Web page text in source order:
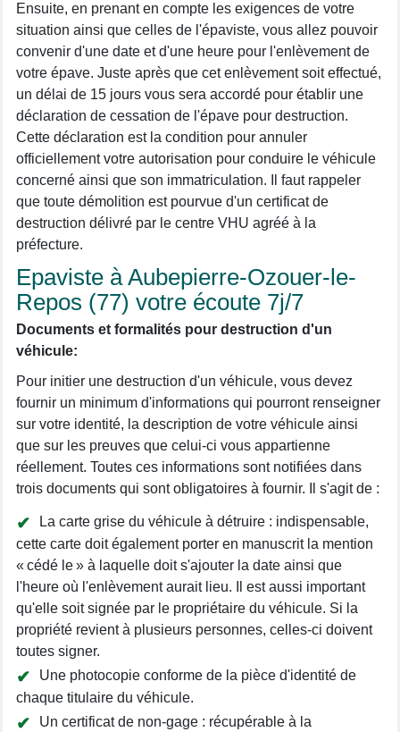
Ensuite, en prenant en compte les exigences de votre
situation ainsi que celles de l'épaviste, vous allez pouvoir
convenir d'une date et d'une heure pour l'enlèvement de
votre épave. Juste après que cet enlèvement soit effectué,
un délai de 15 jours vous sera accordé pour établir une
déclaration de cessation de l'épave pour destruction.
Cette déclaration est la condition pour annuler
officiellement votre autorisation pour conduire le véhicule
concerné ainsi que son immatriculation. Il faut rappeler
que toute démolition est pourvue d'un certificat de
destruction délivré par le centre VHU agréé à la
préfecture.
Epaviste à Aubepierre-Ozouer-le-
Repos (77) votre écoute 7j/7
Documents et formalités pour destruction d'un
véhicule:
Pour initier une destruction d'un véhicule, vous devez
fournir un minimum d'informations qui pourront renseigner
sur votre identité, la description de votre véhicule ainsi
que sur les preuves que celui-ci vous appartienne
réellement. Toutes ces informations sont notifiées dans
trois documents qui sont obligatoires à fournir. Il s'agit de :
La carte grise du véhicule à détruire : indispensable,
cette carte doit également porter en manuscrit la mention
« cédé le » à laquelle doit s'ajouter la date ainsi que
l'heure où l'enlèvement aurait lieu. Il est aussi important
qu'elle soit signée par le propriétaire du véhicule. Si la
propriété revient à plusieurs personnes, celles-ci doivent
toutes signer.
Une photocopie conforme de la pièce d'identité de
chaque titulaire du véhicule.
Un certificat de non-gage : récupérable à la